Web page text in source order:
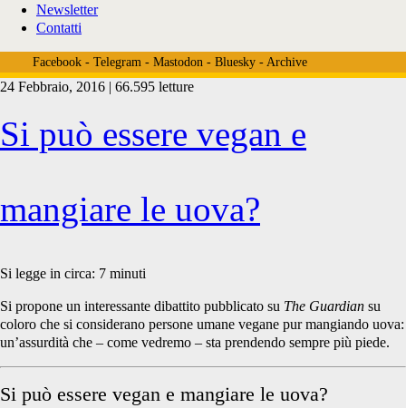
Newsletter
Contatti
Facebook- Telegram- Mastodon- Bluesky- Archive
Tag:
<span>Cow
Nation</span>
24 Febbraio, 2016 | 66.595 letture
Si può essere vegan e
mangiare le uova?
Si legge in circa: 7 minuti
Si propone un interessante dibattito pubblicato su The Guardian su
coloro che si considerano persone umane vegane pur mangiando uova:
un’assurdità che – come vedremo – sta prendendo sempre più piede.
Si può essere vegan e mangiare le uova?